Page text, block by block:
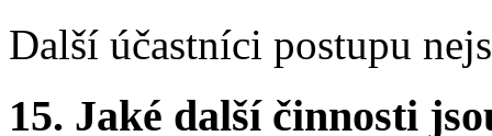
Další účastníci postupu
15. Jaké další činnosti